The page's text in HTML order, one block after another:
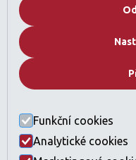
s
Právní
Funkční cookies
Analytické cookies